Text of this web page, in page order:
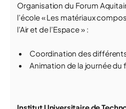
Organisation du Forum
l’école « Les matériaux
l’Air et de l’Espace » :
Coordination des
Animation de la journée du